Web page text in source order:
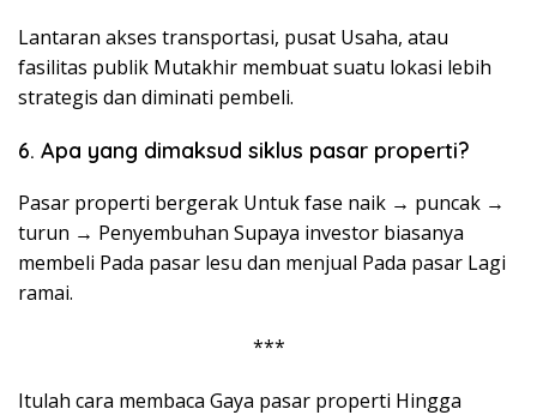
Lantaran akses transportasi, pusat Usaha, atau
fasilitas publik Mutakhir membuat suatu lokasi lebih
strategis dan diminati pembeli.
6. Apa yang dimaksud siklus pasar properti?
Pasar properti bergerak Untuk fase naik → puncak →
turun → Penyembuhan Supaya investor biasanya
membeli Pada pasar lesu dan menjual Pada pasar Lagi
ramai.
***
Itulah cara membaca Gaya pasar properti Hingga